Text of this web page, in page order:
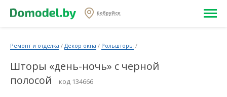
Бобруйск
Ремонт и отделка / Декор окна / Рольшторы /
Шторы «день-ночь» с черной
полосой
код 134666